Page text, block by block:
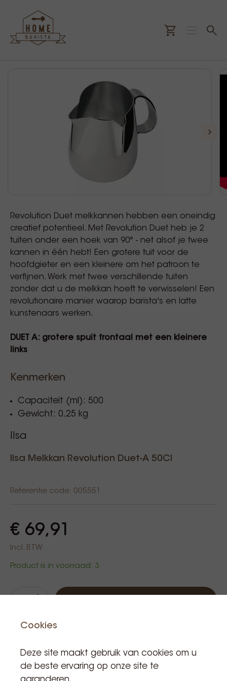
Revolution Duet melkkannen hebben een oneindig
creatief potentieel. Met Revolution Duet heb je 2
tuiten onder een hoek van 90° - net alsof je twee
kannen in één hebt! Een grotere tuit voor de
hoofdgieter en een kleinere om het patroon te
verfijnen. Werk met twee verschillende tuiten
zonder dat u de melkkan hoeft te verwisselen! Een
revolutionaire manier waarop barista's en latte
kunstenaars werken.
DUET A: grotere spuit frontaal met een kleinere
links
Kenmerken
Capaciteit (ml): 500
Gewicht: 0,25 kg
Ilsa
Ilsa Melkkan Revolution Duet-A 50Cl
Referentie code: 005551
€ 69,91
Incl. BTW
Product is in voorraad: 3
Cookies
Deze site maakt gebruik van cookies om u
de beste ervaring op onze site te